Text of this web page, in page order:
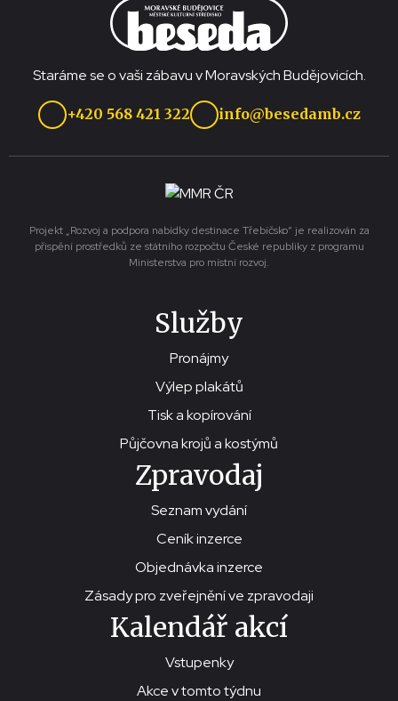
Staráme se o vaši zábavu v Moravských Budějovicích.
+420 568 421 322 info@besedamb.cz
Projekt „Rozvoj a podpora nabídky destinace Třebíčsko“ je realizován za
přispění prostředků ze státního rozpočtu České republiky z programu
Ministerstva pro místní rozvoj.
Služby
Pronájmy
Výlep plakátů
Tisk a kopírování
Půjčovna krojů a kostýmů
Zpravodaj
Seznam vydání
Ceník inzerce
Objednávka inzerce
Zásady pro zveřejnění ve zpravodaji
Kalendář akcí
Vstupenky
Akce v tomto týdnu